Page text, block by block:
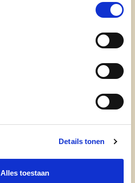
Details tonen
Alles toestaan